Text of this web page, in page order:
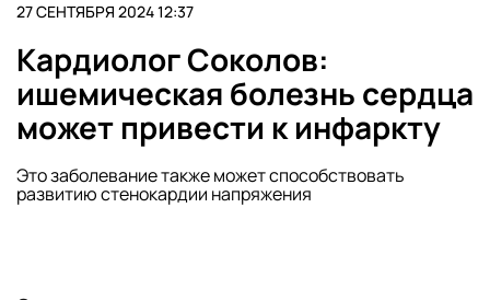
27 СЕНТЯБРЯ 2024 12:37
Кардиолог Соколов:
ишемическая болезнь сердца
может привести к инфаркту
Это заболевание также может способствовать
развитию стенокардии напряжения